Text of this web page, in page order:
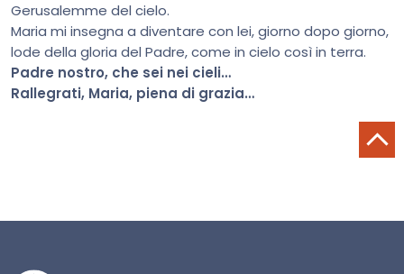
Gerusalemme del cielo.
Maria mi insegna a diventare con lei, giorno dopo giorno,
lode della gloria del Padre, come in cielo così in terra.
Padre nostro, che sei nei cieli…
Rallegrati, Maria, piena di grazia…